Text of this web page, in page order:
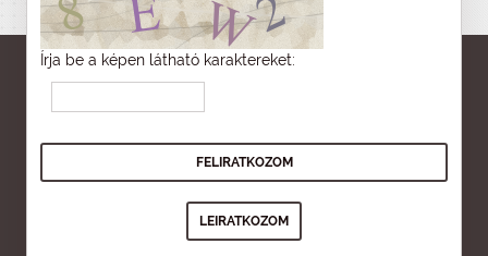
Írja be a képen látható karaktereket: